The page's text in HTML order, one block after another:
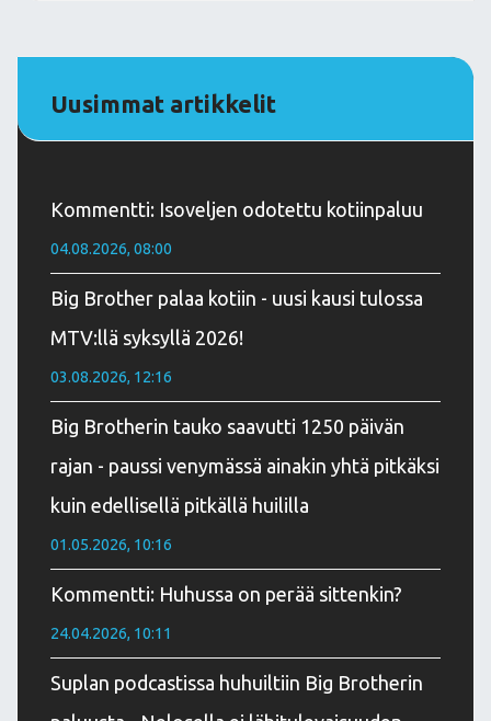
Uusimmat artikkelit
Kommentti: Isoveljen odotettu kotiinpaluu
04.08.2026, 08:00
Big Brother palaa kotiin - uusi kausi tulossa
MTV:llä syksyllä 2026!
03.08.2026, 12:16
Big Brotherin tauko saavutti 1250 päivän
rajan - paussi venymässä ainakin yhtä pitkäksi
kuin edellisellä pitkällä huililla
01.05.2026, 10:16
Kommentti: Huhussa on perää sittenkin?
24.04.2026, 10:11
Suplan podcastissa huhuiltiin Big Brotherin